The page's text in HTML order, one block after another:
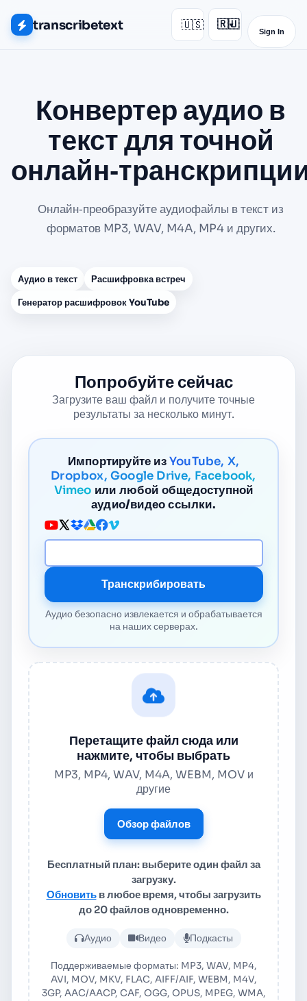
transcribetext 🇺🇸 🇷🇺
▾
Sign In
Конвертер аудио в
текст для точной
Онлайн‑преобразуйте аудиофайлы в текст из
форматов MP3, WAV, M4A, MP4 и других.
Аудио в текст
Расшифровка встреч
Генератор расшифровок YouTube
Попробуйте сейчас
Загрузите ваш файл и получите точные
результаты за несколько минут.
Импортируйте изYouTube, X,
Dropbox, Google Drive, Facebook,
Vimeo или любой общедоступной
аудио/видео ссылки.
URL медиа
Транскрибировать
Аудио безопасно извлекается и обрабатывается
на наших серверах.
Перетащите файл сюда или
нажмите, чтобы выбрать
MP3, MP4, WAV, M4A, WEBM, MOV и
другие
Обзор файлов
Бесплатный план: выберите один файл за
загрузку.
Обновитьв любое время, чтобы загрузить
до 20 файлов одновременно.
Загрузить аудио или
Аудио Видео Подкасты
Поддерживаемые форматы: MP3, WAV, MP4,
AVI, MOV, MKV, FLAC, AIFF/AIF, WEBM, M4V,
3GP, AAC/AACP, CAF, OGG, OPUS, MPEG, WMA,